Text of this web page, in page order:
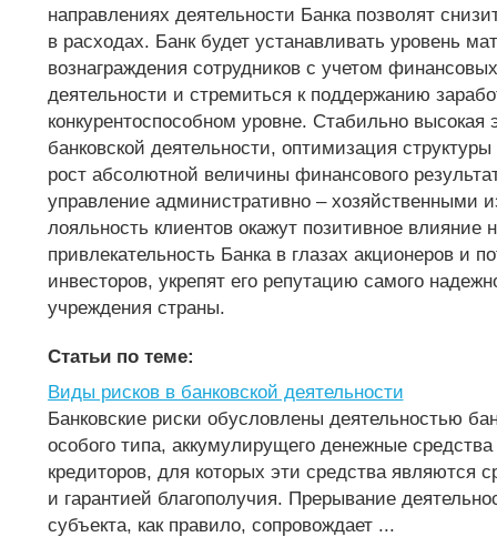
направлениях деятельности Банка позволят
в расходах. Банк будет устанавливать уровень
вознаграждения сотрудников с учетом
деятельности и стремиться к поддержанию
конкурентоспособном уровне. Стабильно высокая
банковской деятельности, оптимизация
рост абсолютной величины финансового
управление административно – хозяйственными
лояльность клиентов окажут позитивное влияние
привлекательность Банка в глазах акционеров и
инвесторов, укрепят его репутацию самого
учреждения страны.
Статьи по теме:
Виды рисков в банковской деятельности
Банковские риски обусловлены деятельностью
особого типа, аккумулирущего денежные средства
кредиторов, для которых эти средства являются
и гарантией благополучия. Прерывание
субъекта, как правило, сопровождает ...